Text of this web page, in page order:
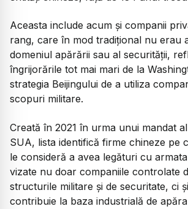
Aceasta include acum și companii
rang, care în mod tradițional nu erau
domeniul apărării sau al securității,
îngrijorările tot mai mari de la
strategia Beijingului de a utiliza
scopuri militare.
Creată în 2021 în urma unui mandat
SUA, lista identifică firme chineze pe
le consideră a avea legături cu
vizate nu doar companiile controlate
structurile militare și de securitate, ci
contribuie la baza industrială de